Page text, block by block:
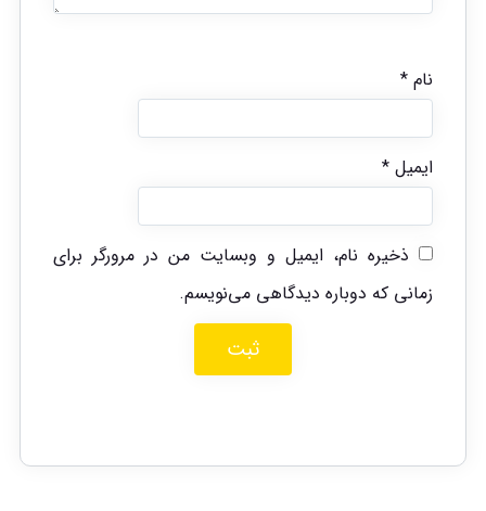
نام *
ایمیل *
ذخیره نام، ایمیل و وبسایت من در مرورگر برای
زمانی که دوباره دیدگاهی می‌نویسم.